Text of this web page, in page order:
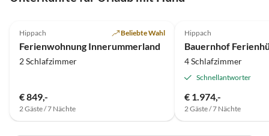
Hippach Beliebte Wahl
Ferienwohnung Innerummerland
2 Schlafzimmer
€ 849,-
2 Gäste / 7 Nächte
Hippach
4 Schlafzimmer
Schnellantworter
€ 1.974,-
2 Gäste / 7 Nächte